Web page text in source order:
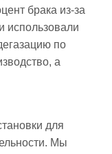
брака из-за
использовали
по
а
для
Мы